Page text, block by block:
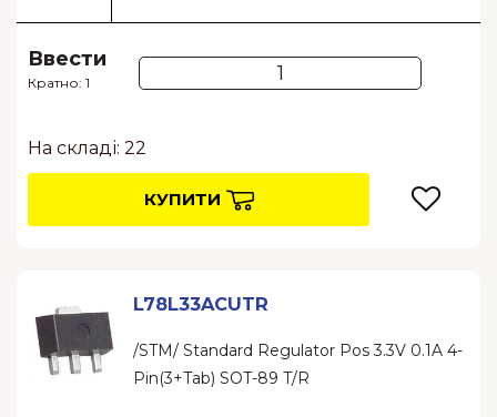
Ввести
Кратно: 1
На складі: 22
КУПИТИ
L78L33ACUTR
/STM/ Standard Regulator Pos 3.3V 0.1A 4-
Pin(3+Tab) SOT-89 T/R